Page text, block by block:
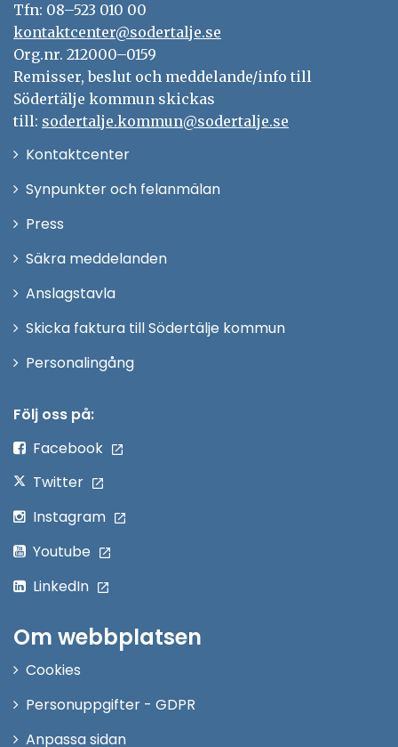
Tfn: 08–523 010 00
kontaktcenter@sodertalje.se
Org.nr. 212000–0159
Remisser, beslut och meddelande/info till
Södertälje kommun skickas
till: sodertalje.kommun@sodertalje.se
KontaktcenterÖppna
Synpunkter och felanmälan
Press
fönster
Säkra meddelanden
Anslagstavla
Skicka faktura till Södertälje kommun
PersonalingångÖppna
Följ oss på:
Facebook
Twitter
Instagram
Youtube
LinkedIn
Om webbplatsen
Cookies
Personuppgifter - GDPR
Anpassa sidan